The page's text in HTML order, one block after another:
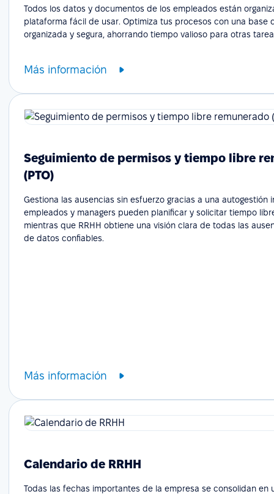
Todos los datos y documentos de los empleados están
plataforma fácil de usar. Optimiza tus procesos con una base
organizada y segura, ahorrando tiempo valioso para otras
Más información
Seguimiento de permisos y tiempo libre
(PTO)
Gestiona las ausencias sin esfuerzo gracias a una autogestión
empleados y managers pueden planificar y solicitar tiempo
mientras que RRHH obtiene una visión clara de todas las
de datos confiables.
Más información
Calendario de RRHH
Todas las fechas importantes de la empresa se consolidan en